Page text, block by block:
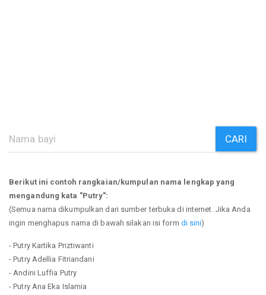
CARI
Berikut ini contoh rangkaian/kumpulan nama lengkap yang
mengandung kata "Putry":
(Semua nama dikumpulkan dari sumber terbuka di internet. Jika Anda
ingin menghapus nama di bawah silakan isi form di sini)
- Putry Kartika Priztiwanti
- Putry Adellia Fitriandani
- Andini Luffia Putry
- Putry Ana Eka Islamia